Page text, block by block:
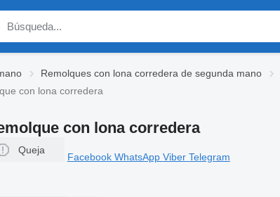
Remolques con lona corredera de segunda mano
con lona corredera
con lona corredera
Queja
Facebook WhatsApp Viber Telegram